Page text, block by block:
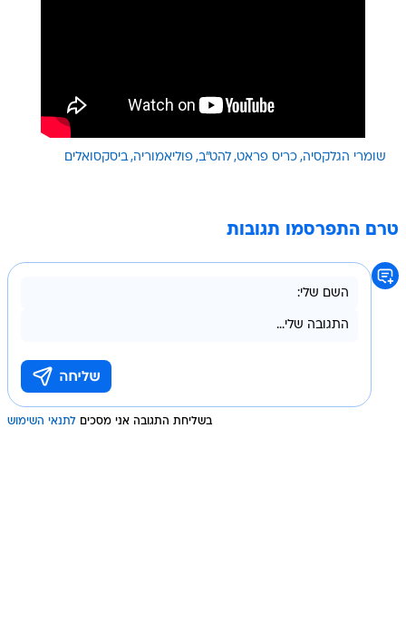
שומרי הגלקסיה כריס פראט להט"ב פוליאמוריה ביסקסואלים
טרם התפרסמו תגובות
בשליחת התגובה אני מסכים לתנאי השימוש